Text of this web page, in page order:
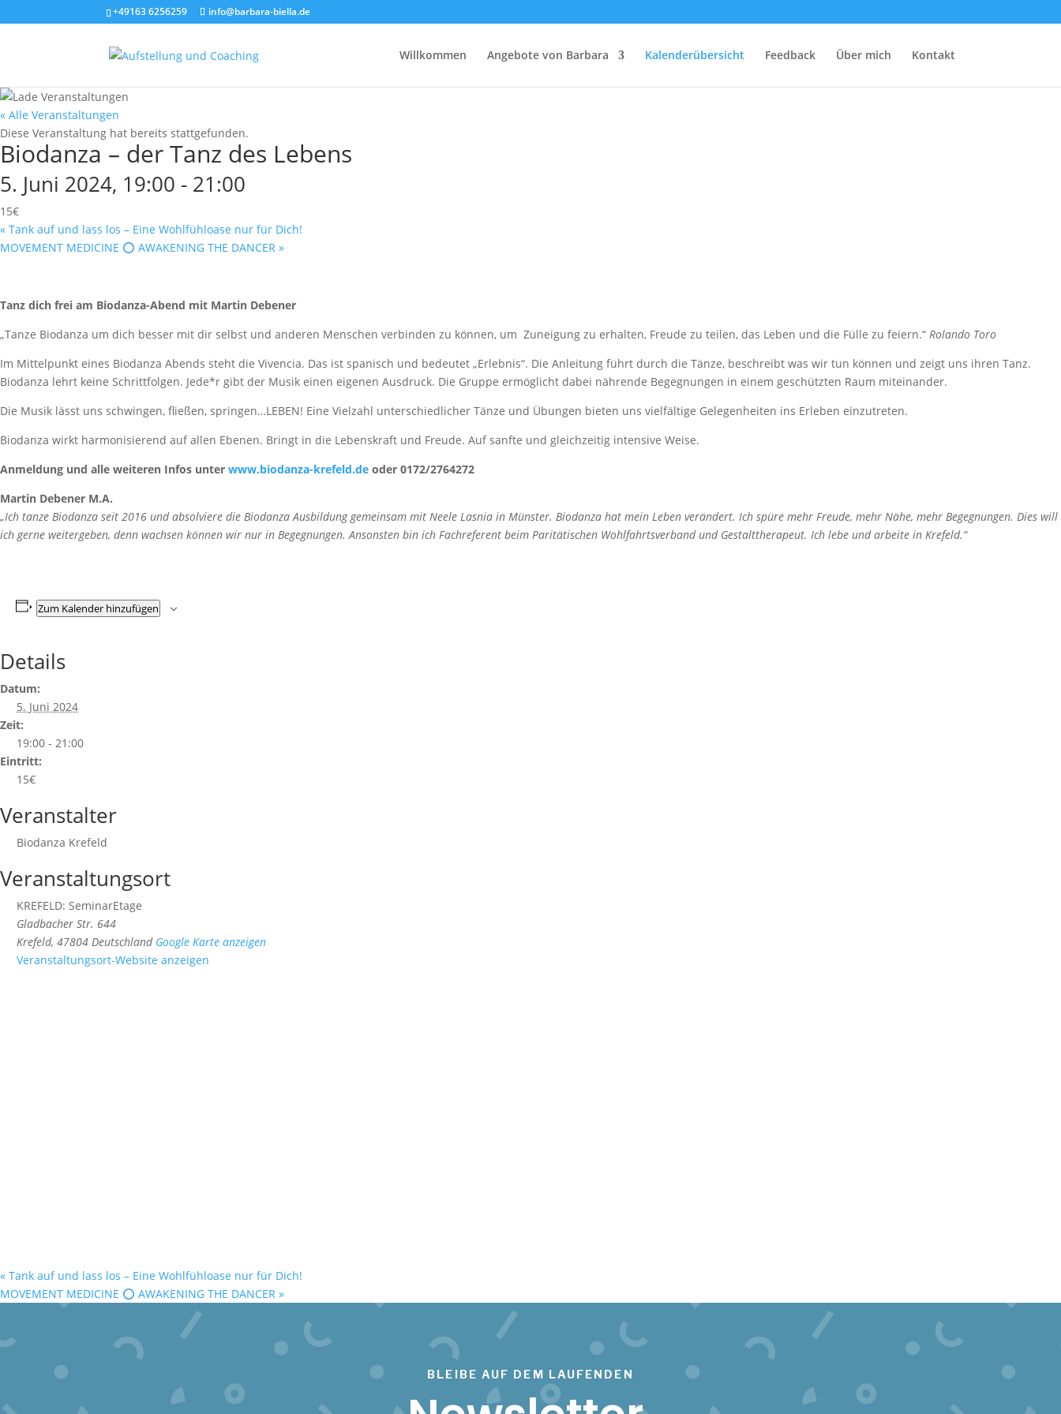
+49163 6256259 info@barbara-biella.de
Willkommen Angebote von Barbara Kalenderübersicht Feedback Über mich Kontakt
« Alle Veranstaltungen
Diese Veranstaltung hat bereits stattgefunden.
Biodanza – der Tanz des Lebens
5. Juni 2024, 19:00 - 21:00
15€
« Tank auf und lass los – Eine Wohlfühloase nur für Dich!
MOVEMENT MEDICINE ⭕️ AWAKENING THE DANCER »
Tanz dich frei am Biodanza-Abend mit Martin Debener
„Tanze Biodanza um dich besser mit dir selbst und anderen Menschen verbinden zu können, um Zuneigung zu erhalten, Freude zu teilen, das Leben und die Fülle zu feiern.“ Rolando Toro
Im Mittelpunkt eines Biodanza Abends steht die Vivencia. Das ist spanisch und bedeutet „Erlebnis“. Die Anleitung führt durch die Tänze, beschreibt was wir tun können und zeigt uns ihren Tanz.
Biodanza lehrt keine Schrittfolgen. Jede*r gibt der Musik einen eigenen Ausdruck. Die Gruppe ermöglicht dabei nährende Begegnungen in einem geschützten Raum miteinander.
Die Musik lässt uns schwingen, fließen, springen…LEBEN! Eine Vielzahl unterschiedlicher Tänze und Übungen bieten uns vielfältige Gelegenheiten ins Erleben einzutreten.
Biodanza wirkt harmonisierend auf allen Ebenen. Bringt in die Lebenskraft und Freude. Auf sanfte und gleichzeitig intensive Weise.
Anmeldung und alle weiteren Infos unter www.biodanza-krefeld.de oder 0172/2764272
Martin Debener M.A.
„Ich tanze Biodanza seit 2016 und absolviere die Biodanza Ausbildung gemeinsam mit Neele Lasnia in Münster. Biodanza hat mein Leben verändert. Ich spüre mehr Freude, mehr Nähe, mehr Begegnungen. Dies will
ich gerne weitergeben, denn wachsen können wir nur in Begegnungen. Ansonsten bin ich Fachreferent beim Paritätischen Wohlfahrtsverband und Gestalttherapeut. Ich lebe und arbeite in Krefeld.“
Zum Kalender hinzufügen
Details
Datum:
5. Juni 2024
Zeit:
19:00 - 21:00
Eintritt:
15€
Veranstalter
Biodanza Krefeld
Veranstaltungsort
KREFELD: SeminarEtage
Gladbacher Str. 644
Krefeld, 47804 Deutschland Google Karte anzeigen
Veranstaltungsort-Website anzeigen
« Tank auf und lass los – Eine Wohlfühloase nur für Dich!
MOVEMENT MEDICINE ⭕️ AWAKENING THE DANCER »
BLEIBE AUF DEM LAUFENDEN